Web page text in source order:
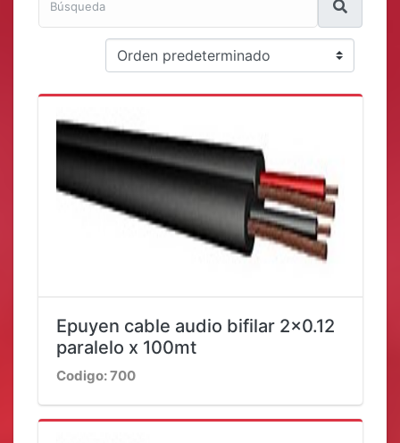
Epuyen cable audio bifilar 2x0.12
paralelo x 100mt
Codigo: 700